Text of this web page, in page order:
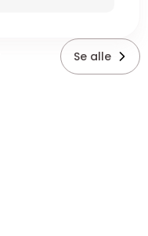
Se alle